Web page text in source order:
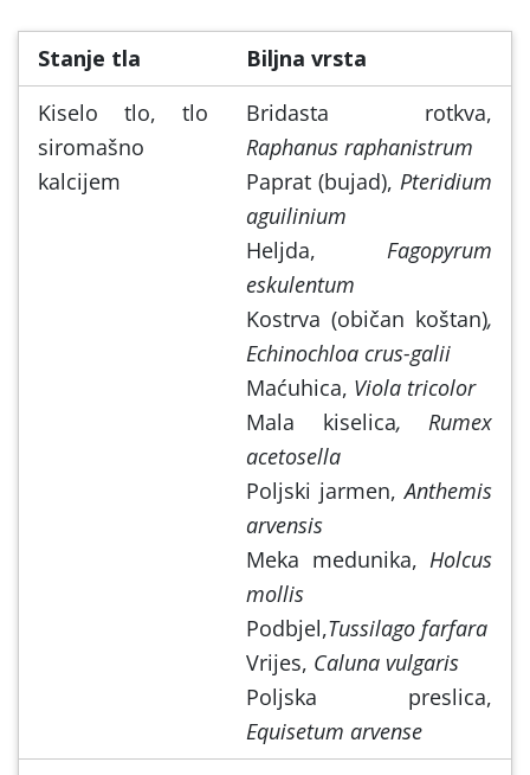
Stanje tla
Biljna vrsta
Kiselo tlo, tlo
siromašno
kalcijem
Bridasta rotkva,
Raphanus raphanistrum
Paprat (bujad), Pteridium
aguilinium
Heljda, Fagopyrum
eskulentum
Kostrva (običan koštan),
Echinochloa crus-galii
Maćuhica, Viola tricolor
Mala kiselica, Rumex
acetosella
Poljski jarmen,Anthemis
arvensis
Meka medunika, Holcus
mollis
Podbjel,Tussilago farfara
Vrijes, Caluna vulgaris
Poljska preslica,
Equisetum arvense